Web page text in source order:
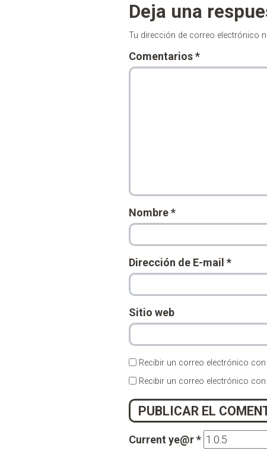
Deja una
Tu dirección de correo electrónico
Comentarios*
Nombre*
Dirección de E-mail *
Sitio web
Recibir un correo electrónico
Recibir un correo electrónico
Current ye@r*